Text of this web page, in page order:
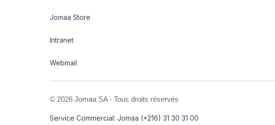
Jomaa Store
Intranet
Webmail
© 2026 Jomaa SA - Tous droits réservés
Service Commercial: Jomaa (+216) 31 30 31 00